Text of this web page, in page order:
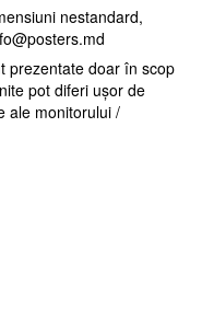
nestandard,
prezentate doar în scop
pot diferi ușor de
ale monitorului /